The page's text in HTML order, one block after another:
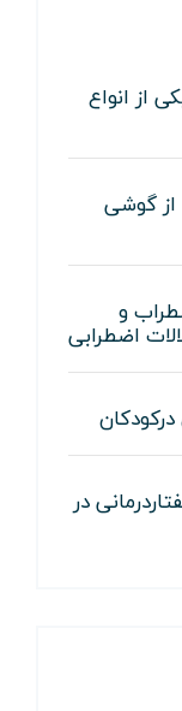
از انواع
گوشی
و
اضطرابی
در